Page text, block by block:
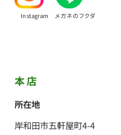
Instagram メガネのフクダ
本店
所在地
岸和田市五軒屋町4-4